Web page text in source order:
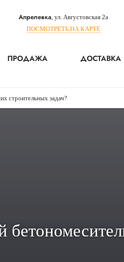
Апрелевка, ул. Августовская 2а
ПОСМОТРЕТЬ НА КАРТЕ
ПРОДАЖА
строительных задач?